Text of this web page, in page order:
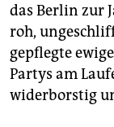
das Berlin zur
roh,
gepflegte
Partys am
widerborstig